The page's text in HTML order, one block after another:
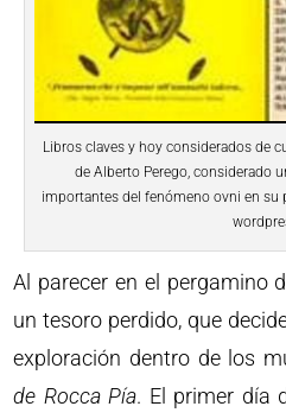
Libros claves y hoy considerados de
de Alberto Perego, considerado
importantes del fenómeno ovni en
Al parecer en el pergamino
un tesoro perdido, que
exploración dentro de los
de Rocca Pía. El primer día